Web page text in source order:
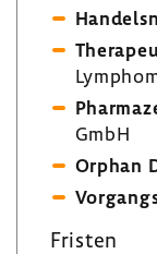
GmbH
Orphan
Fristen